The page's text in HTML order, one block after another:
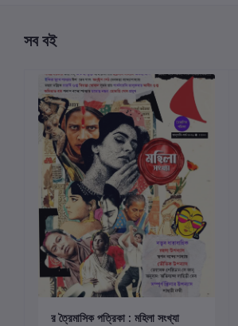
সব বই
কার্টে যোগ করুন
র ত্রৈমাসিক পত্রিকা : মহিলা সংখ্যা